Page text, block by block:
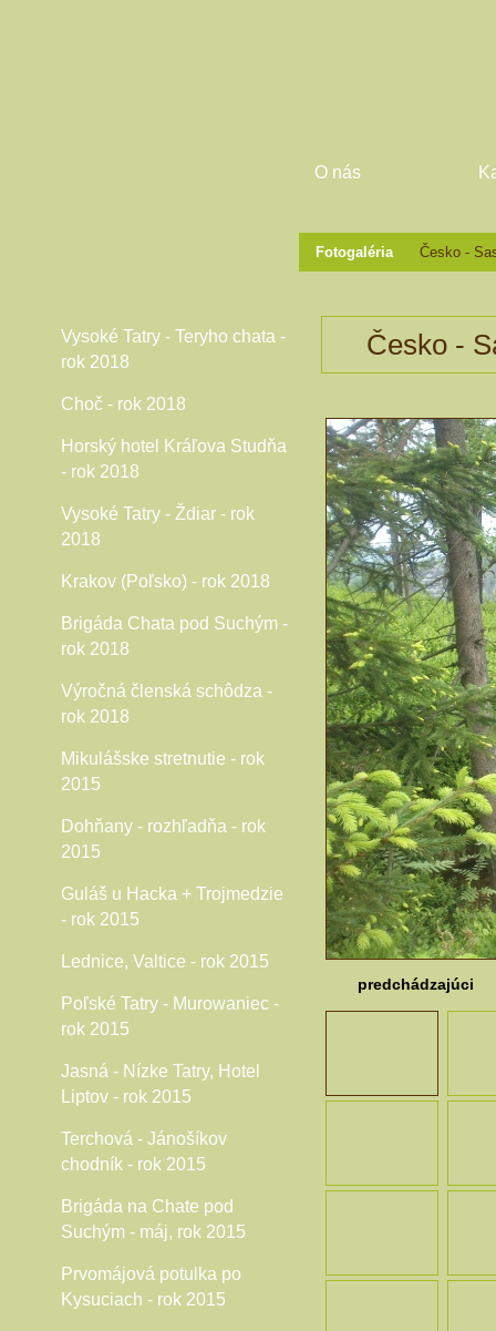
O nás
Vysoké Tatry - Teryho chata -
rok 2018
Choč - rok 2018
Horský hotel Kráľova Studňa
- rok 2018
Vysoké Tatry - Ždiar - rok
2018
Krakov (Poľsko) - rok 2018
Brigáda Chata pod Suchým -
rok 2018
Výročná členská schôdza -
rok 2018
Mikulášske stretnutie - rok
2015
Dohňany - rozhľadňa - rok
2015
Guláš u Hacka + Trojmedzie
- rok 2015
Lednice, Valtice - rok 2015
Poľské Tatry - Murowaniec -
rok 2015
Jasná - Nízke Tatry, Hotel
Liptov - rok 2015
Terchová - Jánošíkov
chodník - rok 2015
Brigáda na Chate pod
Suchým - máj, rok 2015
Prvomájová potulka po
Kysuciach - rok 2015
Fotogaléria Česko -
Česko -
predchádzajúci